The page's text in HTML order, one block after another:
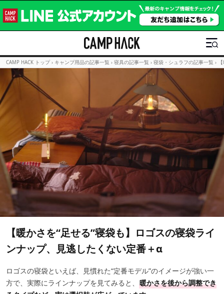
CAMP HACK トップ › キャンプ用品の記事一覧 › 寝具の記事一覧 › 寝袋・シュラフの記事一覧 ›
【暖かさを“足せる”寝袋も】ロゴスの寝袋ライ
ンナップ、見逃したくない定番＋α
ロゴスの寝袋といえば、見慣れた“定番モデル”のイメージが強い一
方で、実際にラインナップを見てみると、 暖かさを後から調整でき